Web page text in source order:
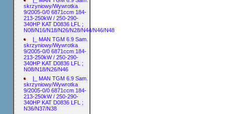
skrzyniowy/Wywrotka
9/2005-0/0 6871ccm 184-
213-250kW / 250-290-
340HP KAT D0836 LFL ;
N08/N16/N18/N26/N28/N44/N46/N48
|_ MAN TGM 6.9 Sam.
skrzyniowy/Wywrotka
9/2005-0/0 6871ccm 184-
213-250kW / 250-290-
340HP KAT D0836 LFL ;
N08/N18/N26/N46
|_ MAN TGM 6.9 Sam.
skrzyniowy/Wywrotka
9/2005-0/0 6871ccm 184-
213-250kW / 250-290-
340HP KAT D0836 LFL ;
N36/N37/N38